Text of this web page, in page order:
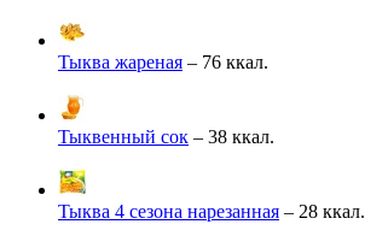
Тыква жареная – 76 ккал.
Тыквенный сок – 38 ккал.
Тыква 4 сезона нарезанная – 28 ккал.